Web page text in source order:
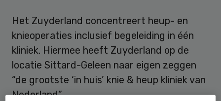
Het Zuyderland concentreert heup- en
knieoperaties inclusief begeleiding in één
kliniek. Hiermee heeft Zuyderland op de
locatie Sittard-Geleen naar eigen zeggen
“de grootste ‘in huis’ knie & heup kliniek van
Nederland”.